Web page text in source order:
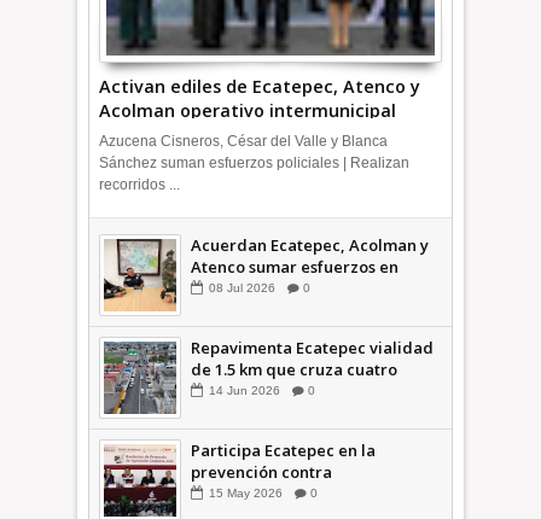
Activan ediles de Ecatepec, Atenco y
Acolman operativo intermunicipal
Azucena Cisneros, César del Valle y Blanca
Sánchez suman esfuerzos policiales | Realizan
recorridos ...
Acuerdan Ecatepec, Acolman y
Atenco sumar esfuerzos en
seguridad
08 Jul 2026 0
Repavimenta Ecatepec vialidad
de 1.5 km que cruza cuatro
comunidades +Video
14 Jun 2026 0
Participa Ecatepec en la
prevención contra
inundaciones en el Valle de
15 May 2026 0